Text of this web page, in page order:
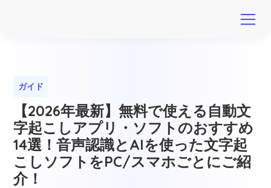
ガイド
【2026年最新】無料で使える自動文
字起こしアプリ・ソフトのおすすめ
14選！音声認識とAIを使った文字起
こしソフトをPC/スマホごとにご紹
介！